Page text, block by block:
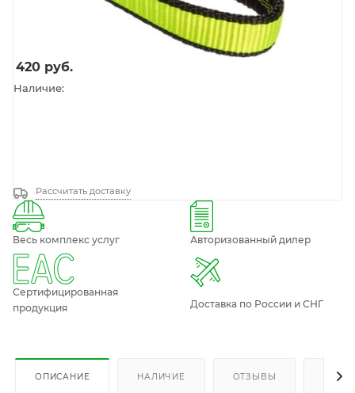
420 руб.
Наличие:
Рассчитать доставку
Весь комплекс услуг Авторизованный дилер
Сертифицированная
продукция
Доставка по России и СНГ
ОПИСАНИЕ НАЛИЧИЕ ОТЗЫВЫ КАК